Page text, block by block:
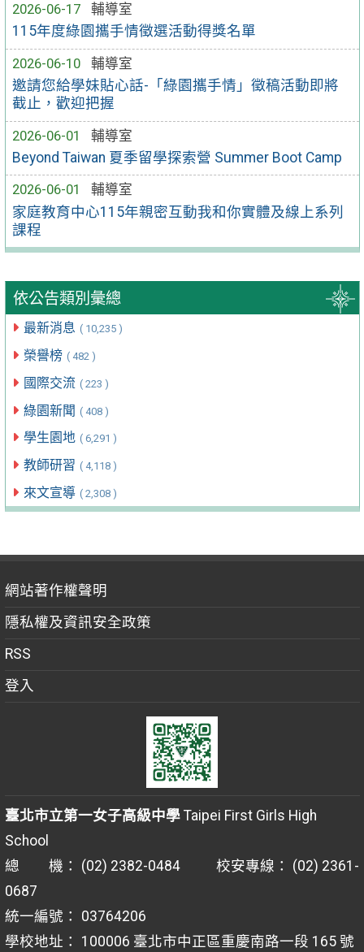
2026-06-17
輔導室
115年度綠園攜手情徵選活動得獎名單
2026-06-10
輔導室
邀請您給學妹貼心話-「綠園攜手情」徵稿活動即將
截止，歡迎把握
2026-06-01
輔導室
Beyond Taiwan 夏季留學探索營 Summer Boot Camp
2026-06-01
輔導室
家庭教育中心115年親密互動我和你實體及線上系列
課程
依公告類別彙總
最新消息 ( 10,235 )
榮譽榜 ( 482 )
國際交流 ( 223 )
綠園新聞 ( 408 )
學生園地 ( 6,291 )
教師研習 ( 4,118 )
來文宣導 ( 2,308 )
網站著作權聲明
隱私權及資訊安全政策
RSS
登入
臺北市立第一女子高級中學Taipei First Girls High
School
總 機： (02) 2382-0484 校安專線： (02) 2361-
0687
統一編號： 03764206
學校地址： 100006 臺北市中正區重慶南路一段 165 號